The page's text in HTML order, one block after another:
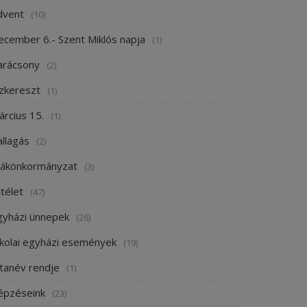
(10)
6.- Szent Miklós napja (1)
(2)
(1)
15. (1)
(2)
(3)
(47)
ünnepek (26)
egyházi események (19)
rendje (1)
(23)